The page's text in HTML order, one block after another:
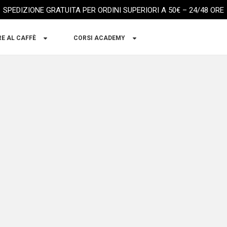
SPEDIZIONE GRATUITA PER ORDINI SUPERIORI A 50€ – 24/48 ORE
AL CAFFÈ CORSI ACADEMY